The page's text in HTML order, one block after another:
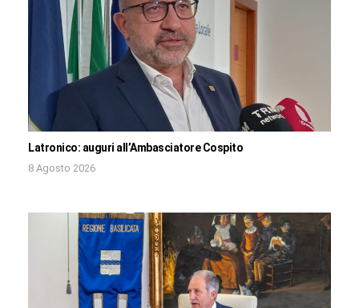
Latronico: auguri all’Ambasciatore Cospito
8 Agosto 2026